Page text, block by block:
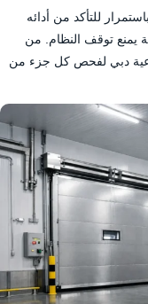
للتأكد من أدائه
يمنع توقف النظام. من
دبي لفحص كل جزء من